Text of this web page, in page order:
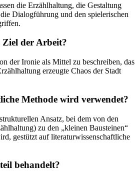
die Erzählhaltung, die Gestaltung
Dialogführung und den spielerischen
Ziel der Arbeit?
der Ironie als Mittel zu beschreiben, das
erzeugte Chaos der Stadt
Methode wird verwendet?
Ansatz, bei dem von den
zu den „kleinen Bausteinen“
gestützt auf literaturwissenschaftliche
behandelt?